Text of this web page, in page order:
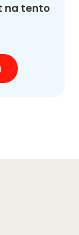
na tento